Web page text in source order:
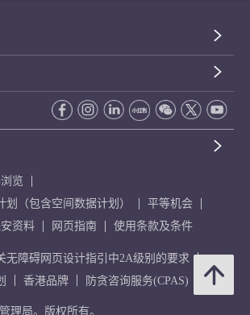
览
（包含空间数据计划）
平等机会
资料 网页指南 使用条款及条件
无障碍网页设计指引中2A级别的要求
香港品牌 防贪咨询服务(CPAS)
理局。版权所有。